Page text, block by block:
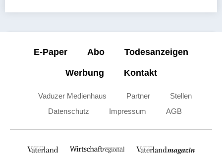
E-Paper Abo Todesanzeigen
Werbung Kontakt
Vaduzer Medienhaus Partner
Stellen
Datenschutz
Impressum AGB